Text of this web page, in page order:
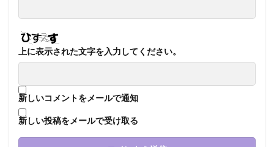
上に表示された文字を入力してください。
新しいコメントをメールで通知
新しい投稿をメールで受け取る